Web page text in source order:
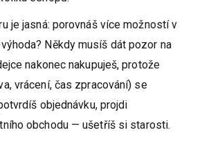
je jasná: porovnáš více možností v
Někdy musíš dát pozor na
nakonec nakupuješ, protože
vrácení, čas zpracování) se
objednávku, projdi
obchodu — ušetříš si starosti.